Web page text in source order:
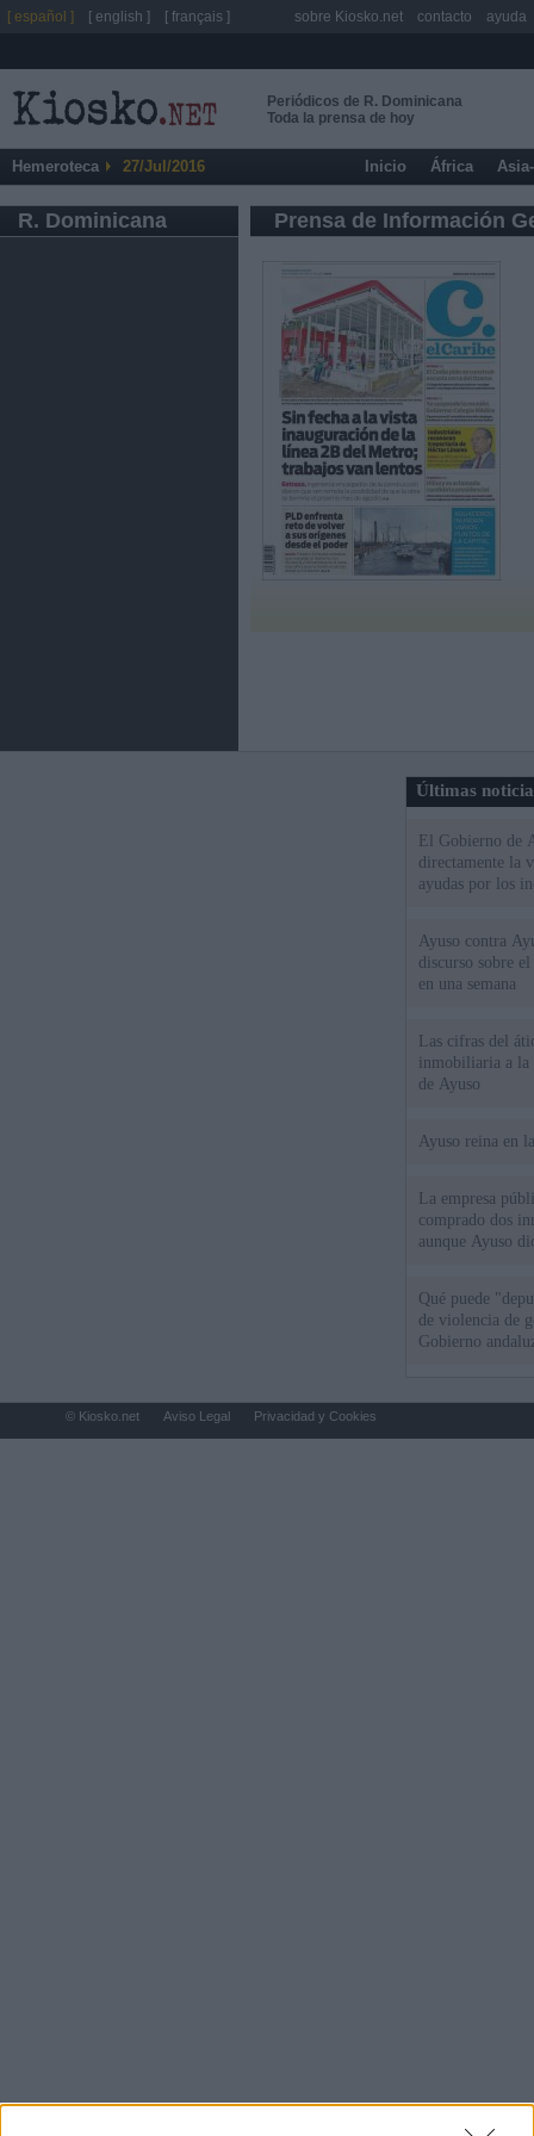
Periódicos de R. Dominicana
Toda la prensa de hoy
Hemeroteca 27/Jul/2016 Inicio África
R. Dominicana Prensa de Información
Últimas
El Gobierno de
directamente la
ayudas por los
Ayuso contra
discurso sobre
en una semana
Las cifras del
inmobiliaria a la
de Ayuso
Ayuso reina en
La empresa
comprado dos
aunque Ayuso
Qué puede
de violencia de
Gobierno
[ español ] [ english ] [ français ] sobre Kiosko.net contacto ayuda
© Kiosko.net Aviso Legal Privacidad y Cookies